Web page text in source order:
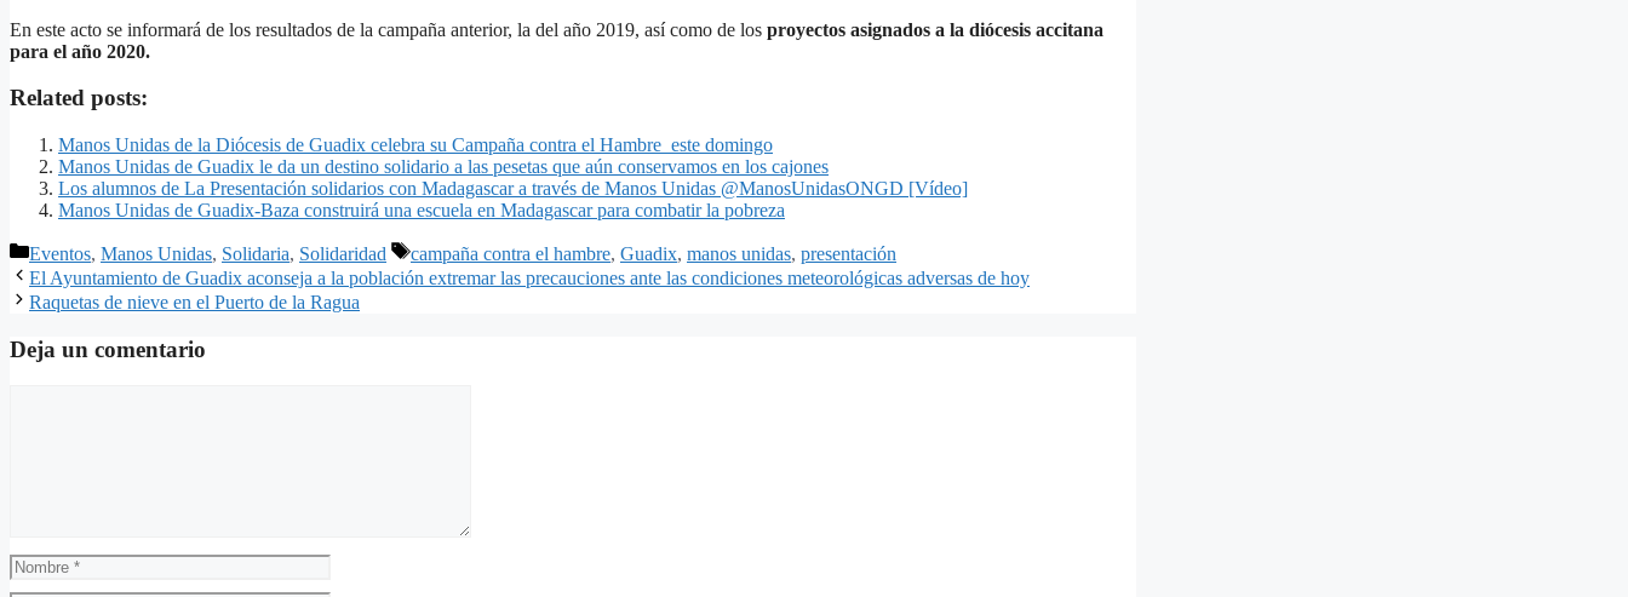
En este acto se informará de los resultados de la campaña anterior, la del año 2019, así como de los proyectos asignados a la diócesis accitana
para el año 2020.
Related posts:
Manos Unidas de la Diócesis de Guadix celebra su Campaña contra el Hambre este domingo
Manos Unidas de Guadix le da un destino solidario a las pesetas que aún conservamos en los cajones
Los alumnos de La Presentación solidarios con Madagascar a través de Manos Unidas @ManosUnidasONGD [Vídeo]
Manos Unidas de Guadix-Baza construirá una escuela en Madagascar para combatir la pobreza
Categorías
Eventos, Manos Unidas, Solidaria, Solidaridad Etiquetas
campaña contra el hambre, Guadix, manos unidas, presentación
El Ayuntamiento de Guadix aconseja a la población extremar las precauciones ante las condiciones meteorológicas adversas de hoy
Raquetas de nieve en el Puerto de la Ragua
Deja un comentario
Nombre